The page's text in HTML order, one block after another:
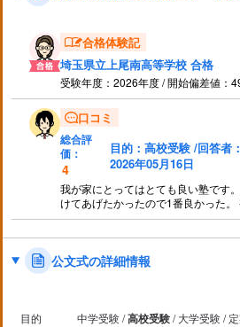
合格体験記
埼玉県立上尾南高等学校 合格
受験年度：2026年度 / 開始偏差値：
口コミ
総合評
価：
4
目的：高校受験 /回答者
2026年05月16日
我が家にとってはとても良い塾です
けてあげたかったので1番良かった
家でも短い時間でも毎日机に向かっ
公文式の詳細情報
目的 中学受験 /高校受験/ 大学受験 /